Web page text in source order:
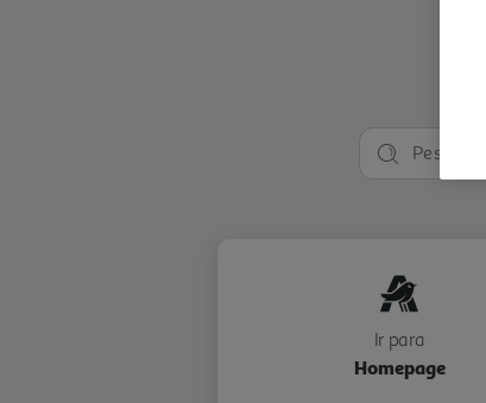
Ir para
Homepage